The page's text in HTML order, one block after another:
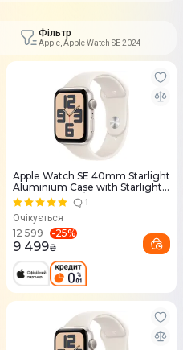
Фільтр
Apple, Apple Watch SE 2024
Apple Watch SE 40mm Starlight
Aluminium Case with Starlight
Sport Band - S/M1
Очікується
12 599 -25%
9 499₴